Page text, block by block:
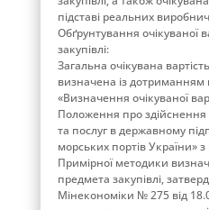
підставі реальних
Обґрунтування очікуваної
закупівлі:
Загальна очікувана
визначена із дотриманням
«Визначення очікуваної
Положення про здійснення
та послуг в державному
морських портів України»
Примірної методики
предмета закупівлі,
Мінекономіки № 275 від